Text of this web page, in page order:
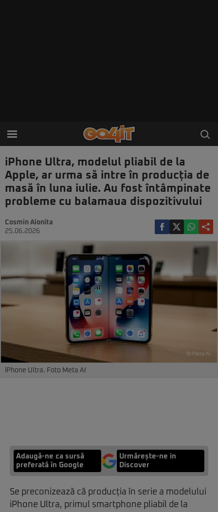
iPhone Ultra, modelul pliabil de la
Apple, ar urma să intre în producția de
masă în luna iulie. Au fost întâmpinate
probleme cu balamaua dispozitivului
Cosmin Aionita
25.06.2026
iPhone Ultra. Foto Meta AI
Adaugă-ne ca sursă
preferată în Google
Urmărește-ne in
Discover
Se preconizează că producția în serie a modelului
iPhone Ultra, primul smartphone pliabil de la